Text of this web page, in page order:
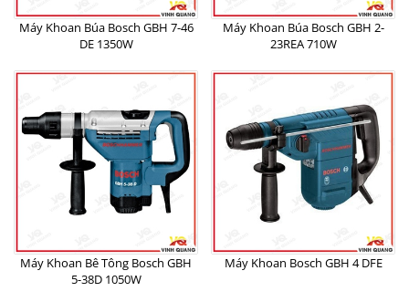
Máy Khoan Búa Bosch GBH 7-46
DE 1350W
Máy Khoan Búa Bosch GBH 2-
23REA 710W
Máy Khoan Bê Tông Bosch GBH
5-38D 1050W
Máy Khoan Bosch GBH 4 DFE